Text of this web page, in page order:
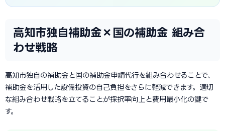
高知市独自補助金×国の補助金 組み合
わせ戦略
高知市独自の補助金と国の補助金申請代行を組み合わせることで、
補助金を活用した設備投資の自己負担をさらに軽減できます。適切
な組み合わせ戦略を立てることが採択率向上と費用最小化の鍵で
す。